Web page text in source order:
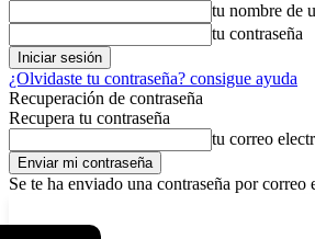
tu nombre de
tu contraseña
¿Olvidaste tu contraseña? consigue ayuda
Recuperación de contraseña
Recupera tu contraseña
tu correo
Se te ha enviado una contraseña por correo